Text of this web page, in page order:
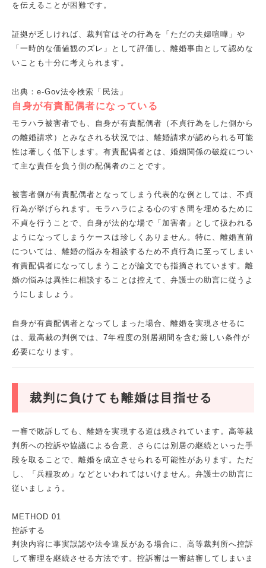
を伝えることが困難です。
証拠が乏しければ、裁判官はその行為を「ただの夫婦喧嘩」や
「一時的な価値観のズレ」として評価し、離婚事由として認めな
いことも十分に考えられます。
出典：e-Gov法令検索「民法」
自身が有責配偶者になっている
モラハラ被害者でも、自身が有責配偶者（不貞行為をした側から
の離婚請求）とみなされる状況では、離婚請求が認められる可能
性は著しく低下します。有責配偶者とは、婚姻関係の破綻につい
て主な責任を負う側の配偶者のことです。
被害者側が有責配偶者となってしまう代表的な例としては、不貞
行為が挙げられます。モラハラによる心のすき間を埋めるために
不貞を行うことで、自身が法的な場で「加害者」として扱われる
ようになってしまうケースは珍しくありません。特に、離婚直前
については、離婚の悩みを相談するため不貞行為に至ってしまい
有責配偶者になってしまうことが論文でも指摘されています。離
婚の悩みは異性に相談することは控えて、弁護士の助言に従うよ
うにしましょう。
自身が有責配偶者となってしまった場合、離婚を実現させるに
は、最高裁の判例では、7年程度の別居期間を含む厳しい条件が
必要になります。
裁判に負けても離婚は目指せる
一審で敗訴しても、離婚を実現する道は残されています。高等裁
判所への控訴や協議による合意、さらには別居の継続といった手
段を取ることで、離婚を成立させられる可能性があります。ただ
し、「兵糧攻め」などといわれてはいけません。弁護士の助言に
従いましょう。
METHOD 01
控訴する
判決内容に事実誤認や法令違反がある場合に、高等裁判所へ控訴
して審理を継続させる方法です。控訴審は一審結審してしまいま